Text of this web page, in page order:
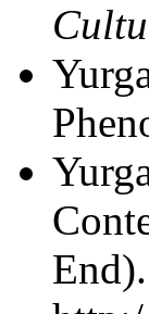
End).